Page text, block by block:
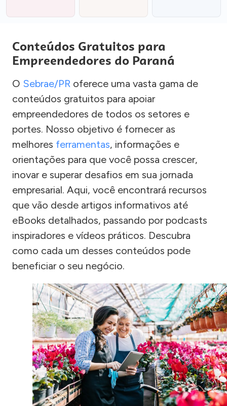
Conteúdos Gratuitos para
Empreendedores do Paraná
O Sebrae/PR oferece uma vasta gama de
conteúdos gratuitos para apoiar
empreendedores de todos os setores e
portes. Nosso objetivo é fornecer as
melhores ferramentas, informações e
orientações para que você possa crescer,
inovar e superar desafios em sua jornada
empresarial. Aqui, você encontrará recursos
que vão desde artigos informativos até
eBooks detalhados, passando por podcasts
inspiradores e vídeos práticos. Descubra
como cada um desses conteúdos pode
beneficiar o seu negócio.